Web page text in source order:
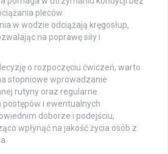
pleców.
w wodzie odciążają kręgosłup,
na poprawę siły i
o rozpoczęciu ćwiczeń, warto
stopniowe wprowadzanie
rutyny oraz regularne
i ewentualnych
doborze i podejściu,
wpłynąć na jakość życia osób z